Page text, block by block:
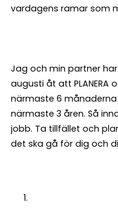
vardagens ramar som
Jag och min partner
augusti åt att PLANERA
närmaste 6
närmaste 3 åren. Så
jobb. Ta tillfället och
det ska gå för dig och